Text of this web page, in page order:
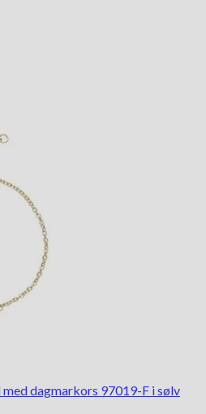
med dagmarkors 97019-F i sølv